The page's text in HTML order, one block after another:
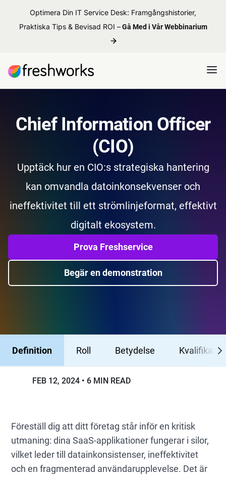
Optimera Din IT Service Desk: Framgångshistorier,
Praktiska Tips & Bevisad ROI – Gå Med i Vår Webbinarium
Chief Information Officer
(CIO)
Upptäck hur en CIO:s strategiska hantering
kan omvandla datoinkonsekvenser och
ineffektivitet till ett strömlinjeformat, effektivt
digitalt ekosystem.
Prova Freshservice
Begär en demonstration
Definition Roll Betydelse
FEB 12, 2024 6 MIN READ
Föreställ dig att ditt företag står inför en kritisk
utmaning: dina SaaS-applikationer fungerar i silor,
vilket leder till datainkonsistenser, ineffektivitet
och en fragmenterad användarupplevelse. Det är